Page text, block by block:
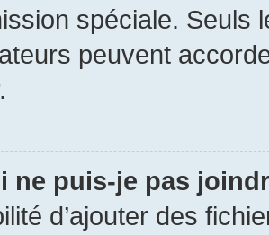
spéciale. Seuls
peuvent
ne puis-je pas
d’ajouter des